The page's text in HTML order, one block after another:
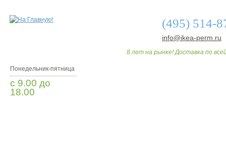
(495) 514-
info@ikea-perm.ru
8 лет на рынке! Доставка по
Понедельник-пятница
с 9.00 до
18.00